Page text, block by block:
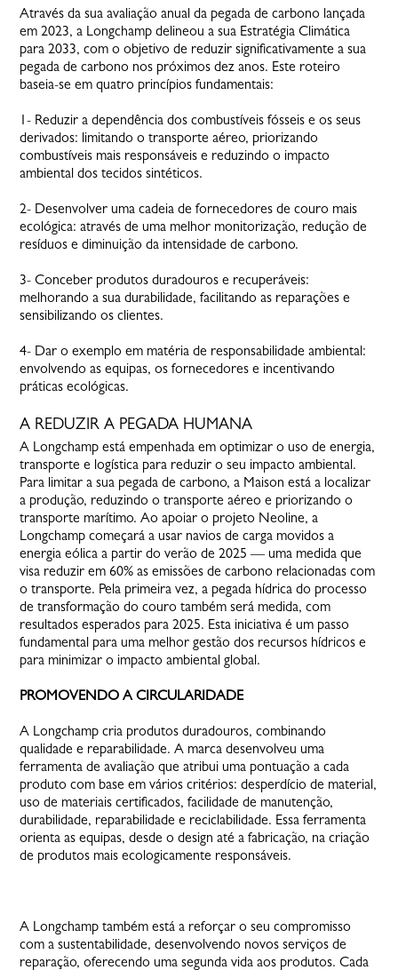
Através da sua avaliação anual da pegada de carbono lançada
em 2023, a Longchamp delineou a sua Estratégia Climática
para 2033, com o objetivo de reduzir significativamente a sua
pegada de carbono nos próximos dez anos. Este roteiro
baseia-se em quatro princípios fundamentais:
1- Reduzir a dependência dos combustíveis fósseis e os seus
derivados: limitando o transporte aéreo, priorizando
combustíveis mais responsáveis e reduzindo o impacto
ambiental dos tecidos sintéticos.
2- Desenvolver uma cadeia de fornecedores de couro mais
ecológica: através de uma melhor monitorização, redução de
resíduos e diminuição da intensidade de carbono.
3- Conceber produtos duradouros e recuperáveis:
melhorando a sua durabilidade, facilitando as reparações e
sensibilizando os clientes.
4- Dar o exemplo em matéria de responsabilidade ambiental:
envolvendo as equipas, os fornecedores e incentivando
práticas ecológicas.
A REDUZIR A PEGADA HUMANA
A Longchamp está empenhada em optimizar o uso de energia,
transporte e logística para reduzir o seu impacto ambiental.
Para limitar a sua pegada de carbono, a Maison está a localizar
a produção, reduzindo o transporte aéreo e priorizando o
transporte marítimo. Ao apoiar o projeto Neoline, a
Longchamp começará a usar navios de carga movidos a
energia eólica a partir do verão de 2025 — uma medida que
visa reduzir em 60% as emissões de carbono relacionadas com
o transporte. Pela primeira vez, a pegada hídrica do processo
de transformação do couro também será medida, com
resultados esperados para 2025. Esta iniciativa é um passo
fundamental para uma melhor gestão dos recursos hídricos e
para minimizar o impacto ambiental global.
PROMOVENDO A CIRCULARIDADE
A Longchamp cria produtos duradouros, combinando
qualidade e reparabilidade. A marca desenvolveu uma
ferramenta de avaliação que atribui uma pontuação a cada
produto com base em vários critérios: desperdício de material,
uso de materiais certificados, facilidade de manutenção,
durabilidade, reparabilidade e reciclabilidade. Essa ferramenta
orienta as equipas, desde o design até a fabricação, na criação
de produtos mais ecologicamente responsáveis.
A Longchamp também está a reforçar o seu compromisso
com a sustentabilidade, desenvolvendo novos serviços de
reparação, oferecendo uma segunda vida aos produtos. Cada